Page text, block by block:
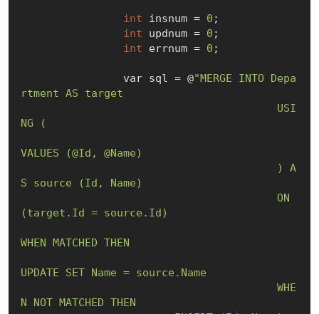
int insnum = 0 ;
int updnum = 0 ;
int errnum = 0 ;
		var sql = @
"MERGE INTO Depa
rtment AS target
NG (
VALUES (@Id, @Name)
S source (Id, Name)
(target.Id = source.Id)
WHEN MATCHED THEN
UPDATE SET Name = source.Name
N NOT MATCHED THEN